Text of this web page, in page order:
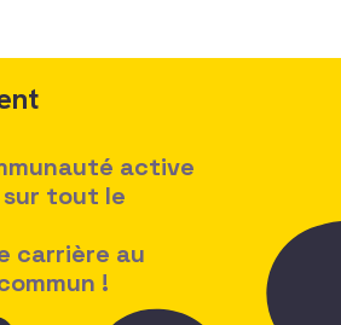
active
tout le
carrière au
!